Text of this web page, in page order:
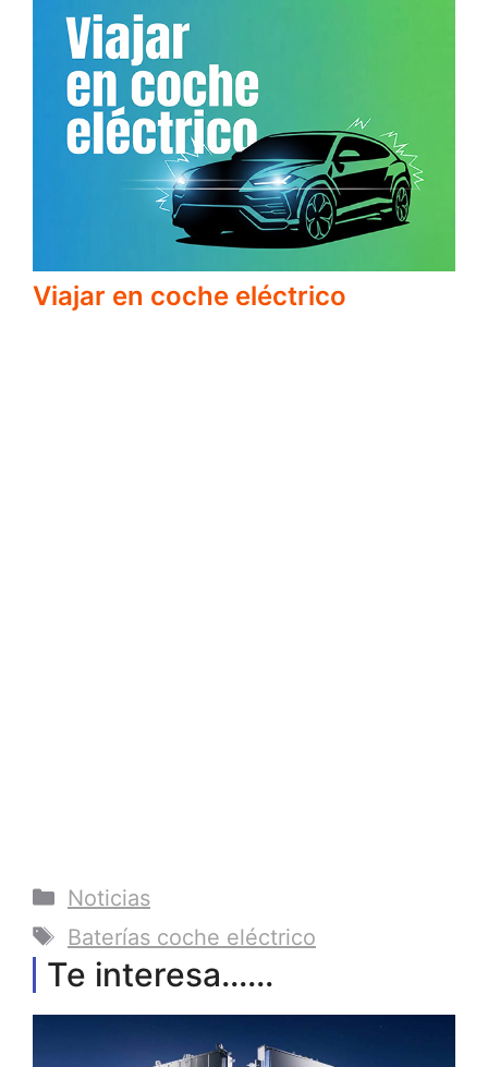
Viajar en coche eléctrico
Categorías
Noticias
Etiquetas
Baterías coche eléctrico
Te interesa......